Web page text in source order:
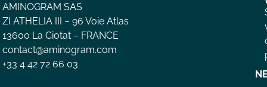
AMINOGRAM SAS
ZI ATHELIA III – 96 Voie Atlas
13600 La Ciotat – FRANCE
contact@aminogram.com
+33 4 42 72 66 03